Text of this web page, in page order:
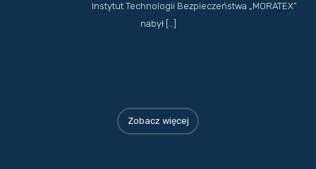
Instytut Technologii Bezpieczeństwa „MORATEX”
nabył […]
Zobacz więcej